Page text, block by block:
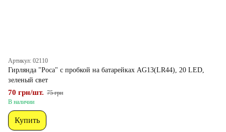
Артикул: 02110
Гирлянда "Роса" с пробкой на батарейках AG13(LR44), 20 LED,
зеленый свет
70 грн/шт. 75 грн
В наличии
Купить